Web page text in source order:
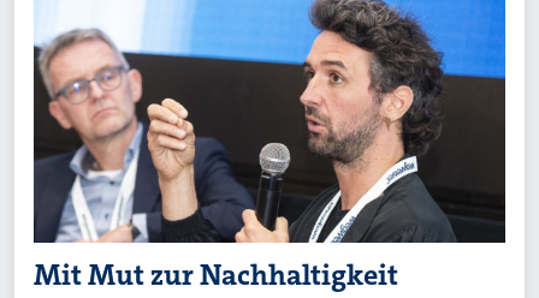
Mit Mut zur Nachhaltigkeit